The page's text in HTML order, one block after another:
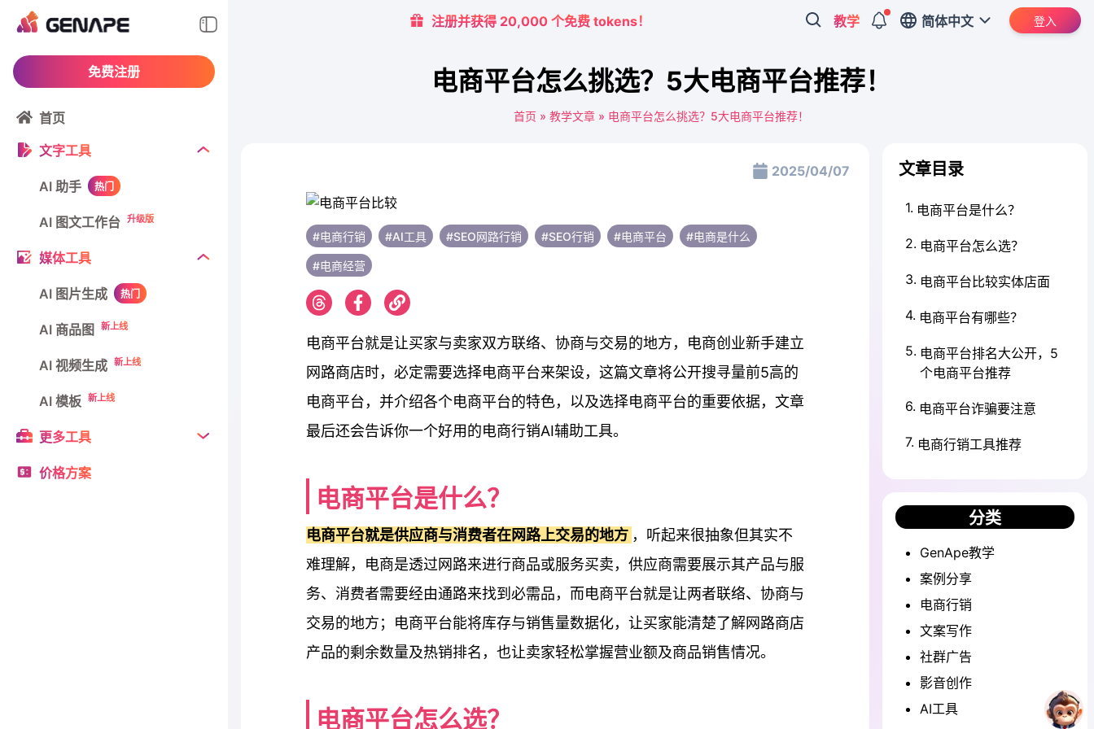
免费注册
首页
文字工具
AI 助手 热门
AI 图文工作台 升级版
媒体工具
AI 图片生成 热门
AI 商品图 新上线
AI 视频生成 新上线
AI 模板 新上线
更多工具
价格方案
注册并获得 20,000 个免费 tokens！ 教学 简体中文 登入
电商平台怎么挑选？5大电商平台推荐！
首页 » 教学文章» 电商平台怎么挑选？5大电商平台推荐！
2025/04/07
#电商行销 #AI工具 #SEO网路行销 #SEO行销 #电商平台 #电商是什么
#电商经营
电商平台就是让买家与卖家双方联络、协商与交易的地方，电商创业新手建立
网路商店时，必定需要选择电商平台来架设，这篇文章将公开搜寻量前5高的
电商平台，并介绍各个电商平台的特色，以及选择电商平台的重要依据，文章
最后还会告诉你一个好用的电商行销AI辅助工具。
电商平台是什么？
电商平台就是供应商与消费者在网路上交易的地方 ，听起来很抽象但其实不
难理解，电商是透过网路来进行商品或服务买卖，供应商需要展示其产品与服
务、消费者需要经由通路来找到必需品，而电商平台就是让两者联络、协商与
交易的地方；电商平台能将库存与销售量数据化，让买家能清楚了解网路商店
产品的剩余数量及热销排名，也让卖家轻松掌握营业额及商品销售情况。
电商平台怎么选？
文章目录
1. 电商平台是什么？
2. 电商平台怎么选？
3. 电商平台比较实体店面
4. 电商平台有哪些？
5. 电商平台排名大公开，5
个电商平台推荐
6. 电商平台诈骗要注意
7. 电商行销工具推荐
分类
GenApe教学
案例分享
电商行销
文案写作
社群广告
影音创作
AI工具